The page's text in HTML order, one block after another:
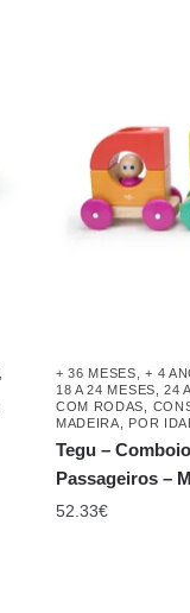
+ 36 MESES ,+ 4
18 A 24 MESES ,24
COM RODAS
MADEIRA
POR
Tegu –
Passageiros –
52.33€